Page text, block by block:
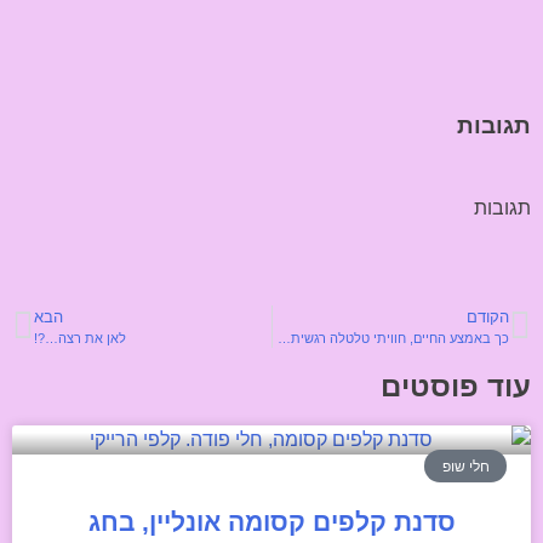
תגובות
תגובות
הקודם
כך באמצע החיים, חוויתי טלטלה רגשית…
הבא
לאן את רצה…?!
עוד פוסטים
חלי שופ
סדנת קלפים קסומה אונליין, בחג